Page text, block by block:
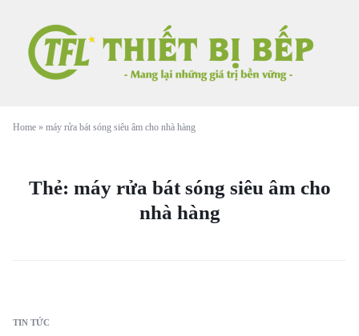
Home » máy rửa bát sóng siêu âm cho nhà hàng
Thẻ: máy rửa bát sóng siêu âm cho
nhà hàng
TIN TỨC